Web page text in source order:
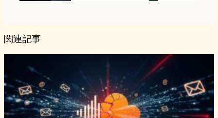
関連記事